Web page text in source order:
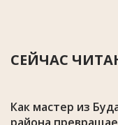
СЕЙЧАС
Как мастер из
района